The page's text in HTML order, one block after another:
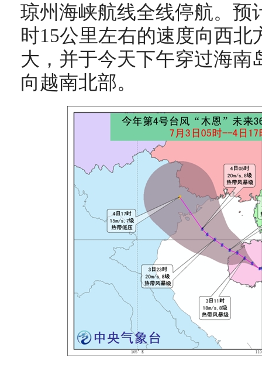
琼州海峡航线全线停航。预
时15公里左右的速度向西
大，并于今天下午穿过海南
向越南北部。